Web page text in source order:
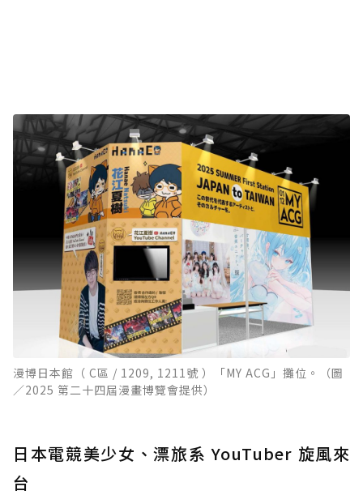
漫博日本館（ C區 / 1209, 1211號 ）「MY ACG」攤位。（圖
／2025 第二十四屆漫畫博覽會提供）
日本電競美少女、漂旅系 YouTuber 旋風來
台